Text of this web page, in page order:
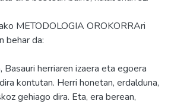
METODOLOGIA OROKORRAri
behar da:
herriaren izaera eta egoera
kontutan. Herri honetan, erdalduna,
gehiago dira. Eta, era berean,